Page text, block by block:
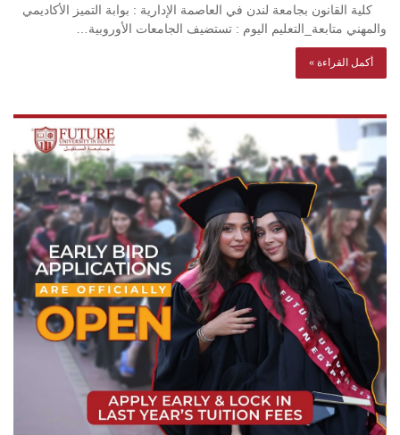
كلية القانون بجامعة لندن في العاصمة الإدارية : بوابة التميز الأكاديمي
والمهني متابعة_التعليم اليوم : تستضيف الجامعات الأوروبية…
أكمل القراءة »